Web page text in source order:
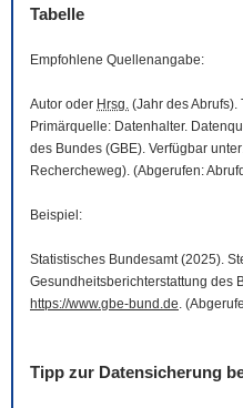
Tabelle
Empfohlene Quellenangabe:
Autor oder Hrsg. (Jahr des
Primärquelle: Datenhalter.
des Bundes (GBE). Verfügbar
Rechercheweg). (Abgerufen:
Beispiel:
Statistisches Bundesamt (2025).
Gesundheitsberichterstattung des
https://www.gbe-bund.de.
Tipp zur Datensicherung